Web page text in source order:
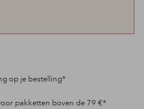
op je bestelling*
pakketten boven de 79 €*